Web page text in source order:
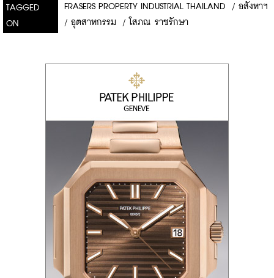
TAGGED
ON
FRASERS PROPERTY INDUSTRIAL THAILAND / อสังหาฯ
/ อุตสาหกรรม / โสภณ ราชรักษา